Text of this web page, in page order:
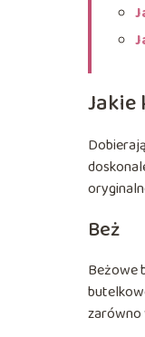
Beż
Beżowe
zarówno